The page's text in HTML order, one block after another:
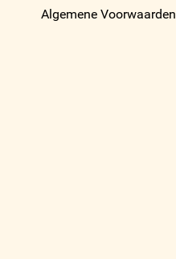
Algemene Voorwaarden